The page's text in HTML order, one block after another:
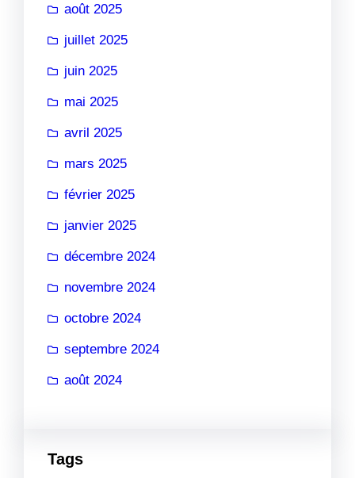
août 2025
juillet 2025
juin 2025
mai 2025
avril 2025
mars 2025
février 2025
janvier 2025
décembre 2024
novembre 2024
octobre 2024
septembre 2024
août 2024
Tags